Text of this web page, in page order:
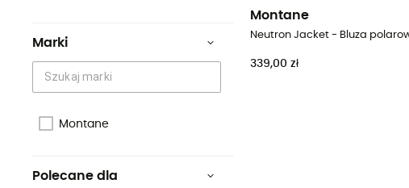
Marki
Montane
Polecane dla
Montane
339,00 zł